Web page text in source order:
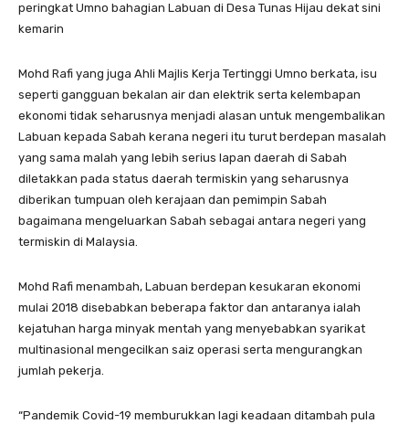
peringkat Umno bahagian Labuan di Desa Tunas Hijau dekat sini
kemarin
Mohd Rafi yang juga Ahli Majlis Kerja Tertinggi Umno berkata, isu
seperti gangguan bekalan air dan elektrik serta kelembapan
ekonomi tidak seharusnya menjadi alasan untuk mengembalikan
Labuan kepada Sabah kerana negeri itu turut berdepan masalah
yang sama malah yang lebih serius lapan daerah di Sabah
diletakkan pada status daerah termiskin yang seharusnya
diberikan tumpuan oleh kerajaan dan pemimpin Sabah
bagaimana mengeluarkan Sabah sebagai antara negeri yang
termiskin di Malaysia.
Mohd Rafi menambah, Labuan berdepan kesukaran ekonomi
mulai 2018 disebabkan beberapa faktor dan antaranya ialah
kejatuhan harga minyak mentah yang menyebabkan syarikat
multinasional mengecilkan saiz operasi serta mengurangkan
jumlah pekerja.
“Pandemik Covid-19 memburukkan lagi keadaan ditambah pula